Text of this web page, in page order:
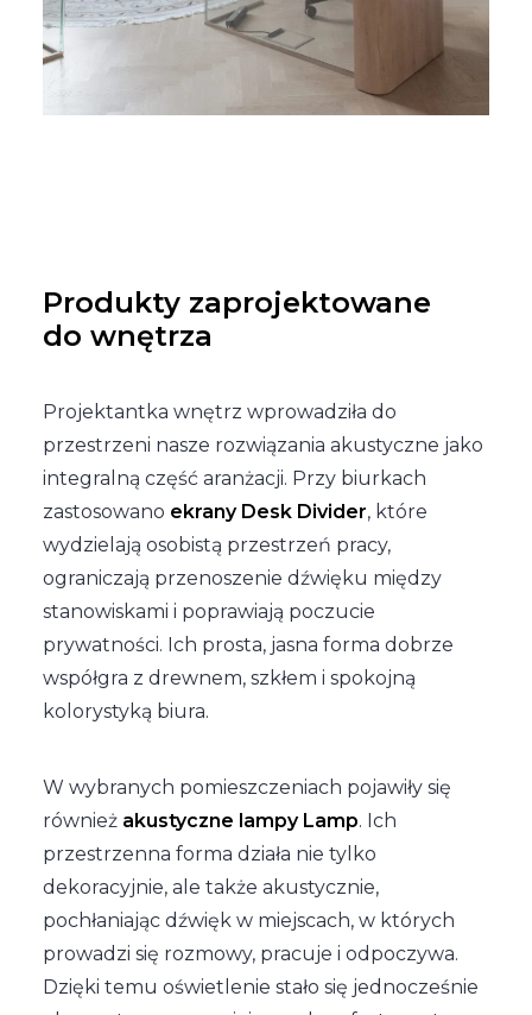
Produkty zaprojektowane
do wnętrza
Projektantka wnętrz wprowadziła do
przestrzeni nasze rozwiązania akustyczne jako
integralną część aranżacji. Przy biurkach
zastosowano ekrany Desk Divider, które
wydzielają osobistą przestrzeń pracy,
ograniczają przenoszenie dźwięku między
stanowiskami i poprawiają poczucie
prywatności. Ich prosta, jasna forma dobrze
współgra z drewnem, szkłem i spokojną
kolorystyką biura.
W wybranych pomieszczeniach pojawiły się
również akustyczne lampy Lamp. Ich
przestrzenna forma działa nie tylko
dekoracyjnie, ale także akustycznie,
pochłaniając dźwięk w miejscach, w których
prowadzi się rozmowy, pracuje i odpoczywa.
Dzięki temu oświetlenie stało się jednocześnie